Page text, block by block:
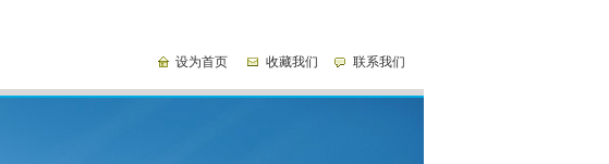
设为首页 收藏我们 联系我们